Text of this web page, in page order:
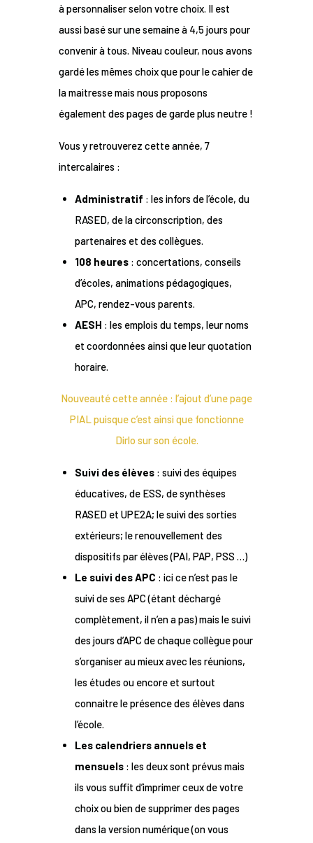
à personnaliser selon votre choix. Il est
aussi basé sur une semaine à 4,5 jours pour
convenir à tous. Niveau couleur, nous avons
gardé les mêmes choix que pour le cahier de
la maitresse mais nous proposons
également des pages de garde plus neutre !
Vous y retrouverez cette année, 7
intercalaires :
Administratif : les infors de l’école, du
RASED, de la circonscription, des
partenaires et des collègues.
108 heures: concertations, conseils
d’écoles, animations pédagogiques,
APC, rendez-vous parents.
AESH : les emplois du temps, leur noms
et coordonnées ainsi que leur quotation
horaire.
Nouveauté cette année : l’ajout d’une page
PIAL puisque c’est ainsi que fonctionne
Dirlo sur son école.
Suivi des élèves: suivi des équipes
éducatives, de ESS, de synthèses
RASED et UPE2A; le suivi des sorties
extérieurs; le renouvellement des
dispositifs par élèves (PAI, PAP, PSS …)
Le suivi des APC : ici ce n’est pas le
suivi de ses APC (étant déchargé
complètement, il n’en a pas) mais le suivi
des jours d’APC de chaque collègue pour
s’organiser au mieux avec les réunions,
les études ou encore et surtout
connaitre le présence des élèves dans
l’école.
Les calendriers annuels et
mensuels: les deux sont prévus mais
ils vous suffit d’imprimer ceux de votre
choix ou bien de supprimer des pages
dans la version numérique (on vous